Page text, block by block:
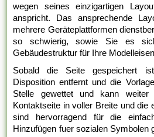
wegen seines einzigartigen
anspricht. Das ansprechende
mehrere Geräteplattformen
so schwierig, sowie Sie es
Gebäudestruktur für Ihre
Sobald die Seite gespeichert
Disposition entfernt und die
Stelle gewettet und kann weiter
Kontaktseite in voller Breite und die
sind hervorragend für die
Hinzufügen fuer sozialen Symbolen